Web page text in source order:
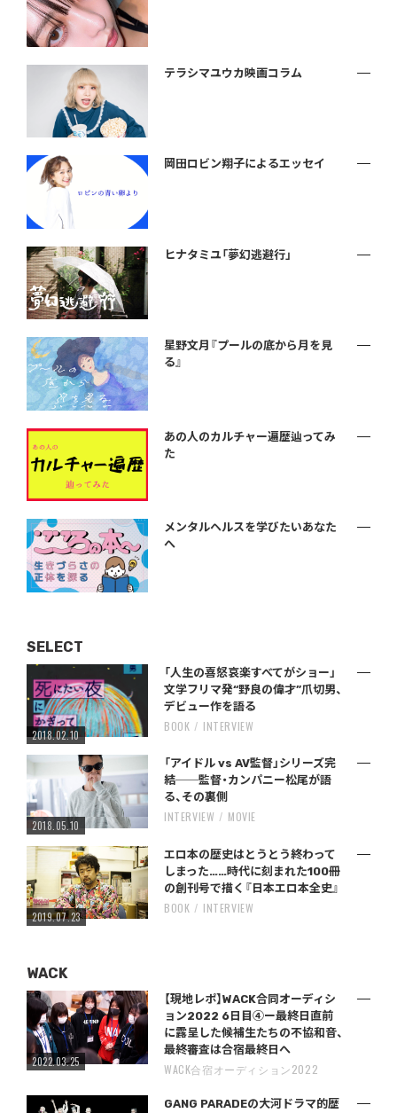
テラシマユウカ映画コラム
岡田ロビン翔子によるエッセイ
ヒナタミユ「夢幻逃避行」
星野文月『プールの底から月を見
る』
あの人のカルチャー遍歴辿ってみ
た
メンタルヘルスを学びたいあなた
へ
SELECT
2018.02.10
「人生の喜怒哀楽すべてがショー」
文学フリマ発“野良の偉才”爪切男、
デビュー作を語る
BOOK INTERVIEW
2018.05.10
「アイドル vs AV監督」シリーズ完
結──監督・カンパニー松尾が語
る、その裏側
INTERVIEW MOVIE
2019.07.23
エロ本の歴史はとうとう終わって
しまった……時代に刻まれた100冊
の創刊号で描く『日本エロ本全史』
BOOK INTERVIEW
WACK
2022.03.25
【現地レポ】WACK合同オーディシ
ョン2022 6日目④ー最終日直前
に露呈した候補生たちの不協和音、
最終審査は合宿最終日へ
WACK合宿オーディション2022
GANG PARADEの大河ドラマ的歴